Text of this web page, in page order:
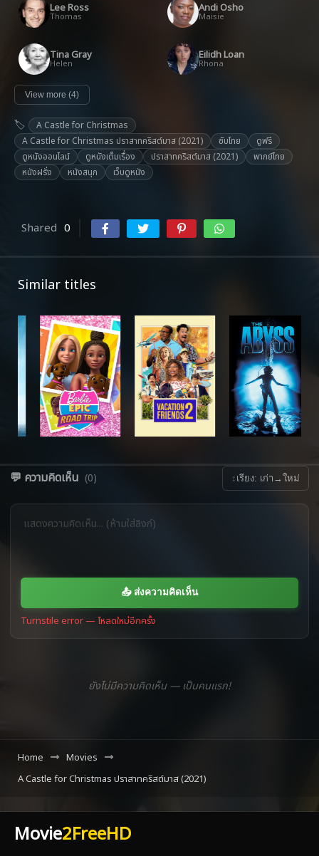
Lee Ross
Thomas
Andi Osho
Maisie
Tina Gray
Helen
Eilidh Loan
Rhona
View more (4)
A Castle for Christmas
A Castle for Christmas ปราสาทคริสต์มาส (2021)
ซับไทย
ดูฟรี
ดูหนังออนไลน์
ดูหนังเต็มเรื่อง ปราสาทคริสต์มาส (2021)
พากย์ไทย
หนังฝรั่ง
หนังสนุก เว็บดูหนัง
Shared 0
Similar titles
💬 ความคิดเห็น (0) ↕ เรียง: เก่า→ใหม่
📤 ส่งความคิดเห็น
Turnstile error — โหลดใหม่อีกครั้ง
ยังไม่มีความคิดเห็น — เป็นคนแรก!
Home
Movies
A Castle for Christmas ปราสาทคริสต์มาส (2021)
Movie2FreeHD